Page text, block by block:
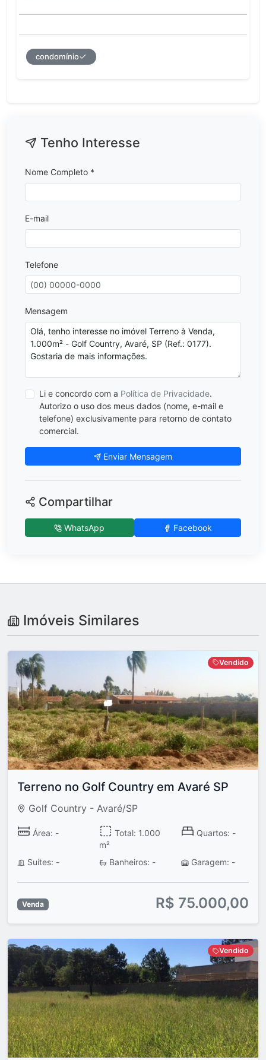
condomínio
Tenho Interesse
Nome Completo *
E-mail
Telefone
Mensagem
Li e concordo com a Política de Privacidade.
Autorizo o uso dos meus dados (nome, e-mail e
telefone) exclusivamente para retorno de contato
comercial.
Enviar Mensagem
Compartilhar
WhatsApp Facebook
Imóveis Similares
Vendido
Terreno no Golf Country em Avaré SP
Golf Country - Avaré/SP
Área: -
Total: 1.000
m²
Quartos: -
Suítes: - Banheiros: - Garagem: -
Venda R$ 75.000,00
Vendido